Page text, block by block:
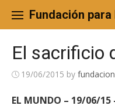
content
Fundación
El sacrificio
19/06/2015 by fundacion
EL MUNDO – 19/06/15